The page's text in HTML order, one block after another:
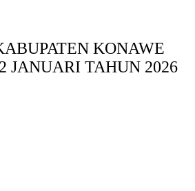
KONAWE
JANUARI TAHUN 2026